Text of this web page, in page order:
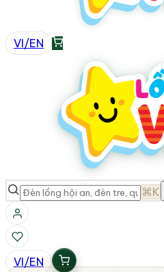
VI/EN
⌘K
VI/EN